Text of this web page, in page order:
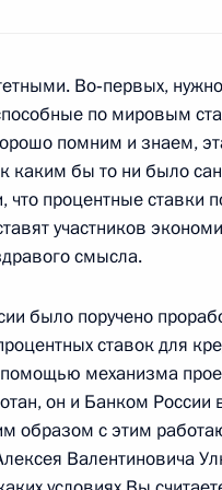
Счётной
Московская область, Ново-
Показать предыдущие
Во‑первых,
по мировым
помним и знаем,
каким бы то ни было
что процентные ставки
участников
смысла.
было поручено
ставок для
помощью механизма
он и Банком России
образом с этим
Валентиновича